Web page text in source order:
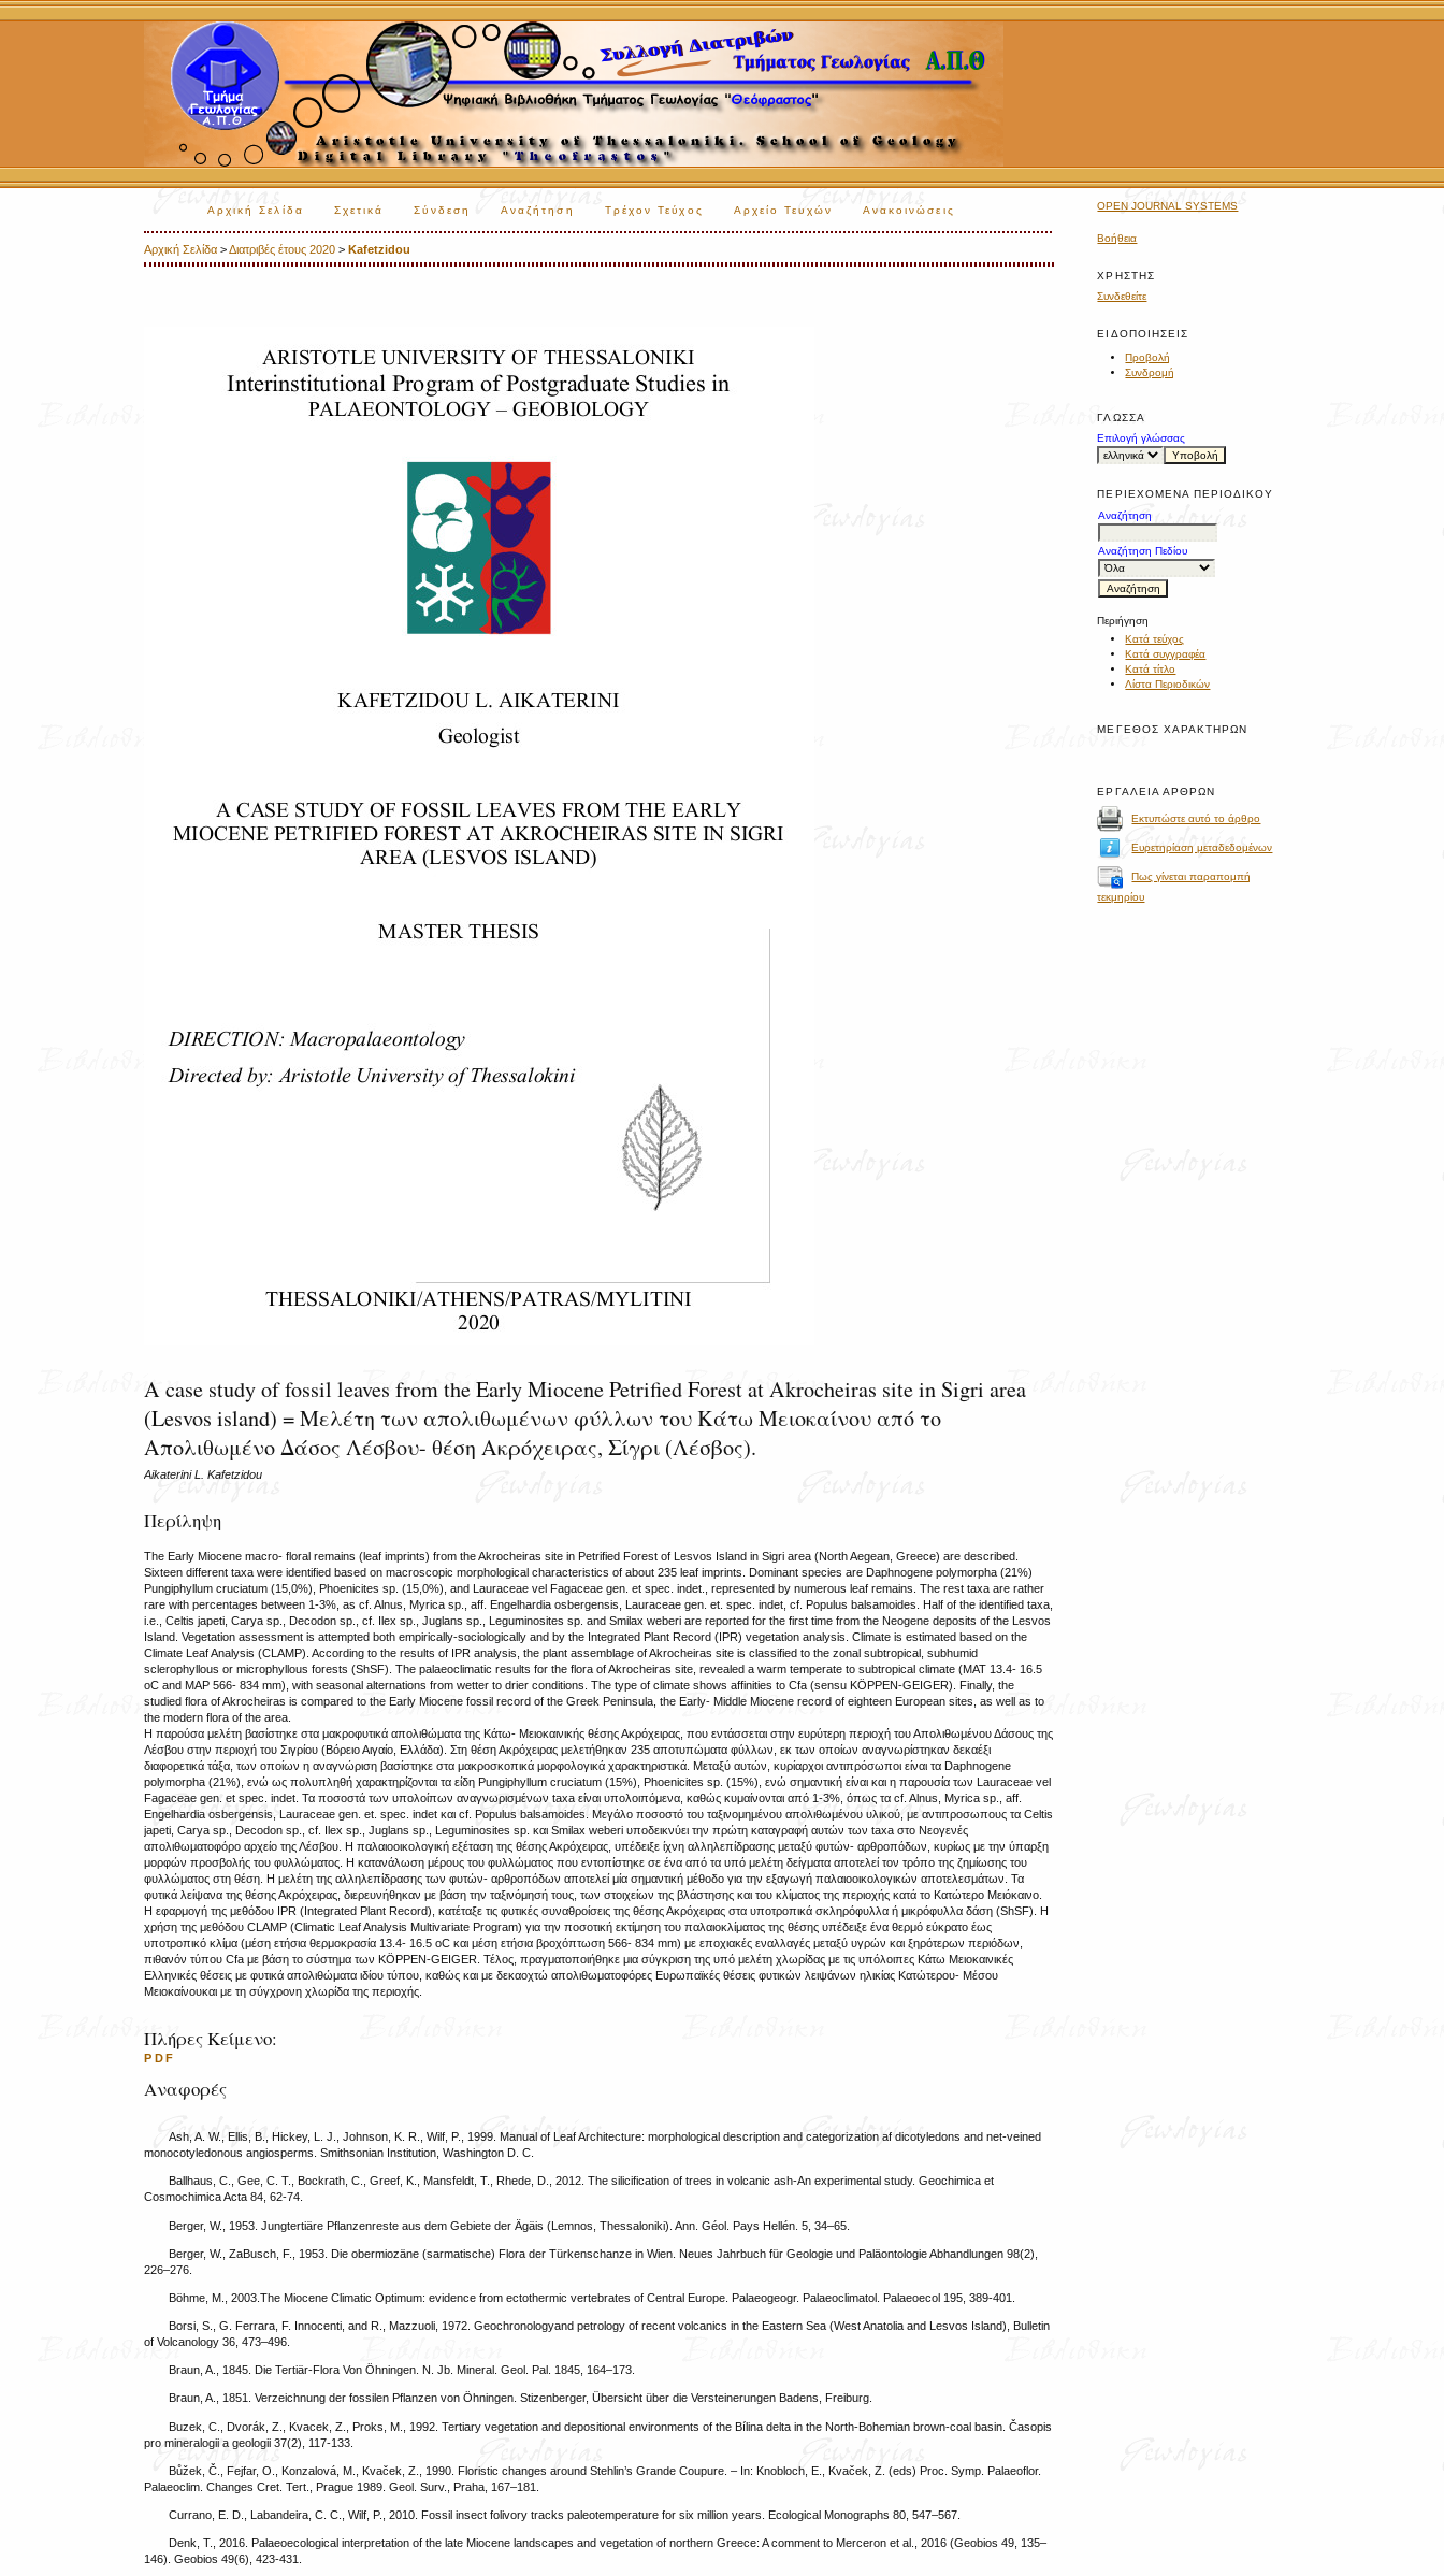
OPEN JOURNAL SYSTEMS
Βοήθεια
ΧΡΉΣΤΗΣ
Συνδεθείτε
ΕΙΔΟΠΟΙΉΣΕΙΣ
Προβολή
Συνδρομή
ΓΛΏΣΣΑ
Επιλογή γλώσσας
ΠΕΡΙΕΧΌΜΕΝΑ ΠΕΡΙΟΔΙΚΟΎ
Αναζήτηση
Αναζήτηση Πεδίου
Περιήγηση
Κατά τεύχος
Κατά συγγραφέα
Κατά τίτλο
Λίστα Περιοδικών
ΜΈΓΕΘΟΣ ΧΑΡΑΚΤΉΡΩΝ
ΕΡΓΑΛΕΊΑ ΆΡΘΡΩΝ
Εκτυπώστε αυτό το άρθρο
Ευρετηρίαση μεταδεδομένων
Πως γίνεται παραπομπή
τεκμηρίου
Αρχική Σελίδα Σχετικά Σύνδεση Αναζήτηση Τρέχον Τεύχος Αρχείο Τευχών Ανακοινώσεις
Αρχική Σελίδα >Διατριβές έτους 2020 >Kafetzidou
Α case study of fossil leaves from the Early Miocene Petrified Forest at Akrocheiras site in Sigri area
(Lesvos island) = Μελέτη των απολιθωμένων φύλλων του Κάτω Μειοκαίνου από το
Απολιθωμένο Δάσος Λέσβου- θέση Ακρόχειρας, Σίγρι (Λέσβος).
Aikaterini L. Kafetzidou
Περίληψη
The Early Miocene macro- floral remains (leaf imprints) from the Akrocheiras site in Petrified Forest of Lesvos Island in Sigri area (North Aegean, Greece) are described.
Sixteen different taxa were identified based on macroscopic morphological characteristics of about 235 leaf imprints. Dominant species are Daphnogene polymorpha (21%)
Pungiphyllum cruciatum (15,0%), Phoenicites sp. (15,0%), and Lauraceae vel Fagaceae gen. et spec. indet., represented by numerous leaf remains. The rest taxa are rather
rare with percentages between 1-3%, as cf. Alnus, Myrica sp., aff. Engelhardia osbergensis, Lauraceae gen. et. spec. indet, cf. Populus balsamoides. Half of the identified taxa,
i.e., Celtis japeti, Carya sp., Decodon sp., cf. Ilex sp., Juglans sp., Leguminosites sp. and Smilax weberi are reported for the first time from the Neogene deposits of the Lesvos
Island. Vegetation assessment is attempted both empirically-sociologically and by the Integrated Plant Record (IPR) vegetation analysis. Climate is estimated based on the
Climate Leaf Analysis (CLAMP). According to the results of IPR analysis, the plant assemblage of Akrocheiras site is classified to the zonal subtropical, subhumid
sclerophyllous or microphyllous forests (ShSF). The palaeoclimatic results for the flora of Akrocheiras site, revealed a warm temperate to subtropical climate (MAT 13.4- 16.5
oC and MAP 566- 834 mm), with seasonal alternations from wetter to drier conditions. The type of climate shows affinities to Cfa (sensu KÖPPEN-GEIGER). Finally, the
studied flora of Akrocheiras is compared to the Early Miocene fossil record of the Greek Peninsula, the Early- Middle Miocene record of eighteen European sites, as well as to
the modern flora of the area.
Η παρούσα μελέτη βασίστηκε στα μακροφυτικά απολιθώματα της Κάτω- Μειοκαινικής θέσης Ακρόχειρας, που εντάσσεται στην ευρύτερη περιοχή του Απολιθωμένου Δάσους της
Λέσβου στην περιοχή του Σιγρίου (Βόρειο Αιγαίο, Ελλάδα). Στη θέση Ακρόχειρας μελετήθηκαν 235 αποτυπώματα φύλλων, εκ των οποίων αναγνωρίστηκαν δεκαέξι
διαφορετικά τάξα, των οποίων η αναγνώριση βασίστηκε στα μακροσκοπικά μορφολογικά χαρακτηριστικά. Μεταξύ αυτών, κυρίαρχοι αντιπρόσωποι είναι τα Daphnogene
polymorpha (21%), ενώ ως πολυπληθή χαρακτηρίζονται τα είδη Pungiphyllum cruciatum (15%), Phoenicites sp. (15%), ενώ σημαντική είναι και η παρουσία των Lauraceae vel
Fagaceae gen. et spec. indet. Τα ποσοστά των υπολοίπων αναγνωρισμένων taxa είναι υπολοιπόμενα, καθώς κυμαίνονται από 1-3%, όπως τα cf. Alnus, Myrica sp., aff.
Engelhardia osbergensis, Lauraceae gen. et. spec. indet και cf. Populus balsamoides. Μεγάλο ποσοστό του ταξινομημένου απολιθωμένου υλικού, με αντιπροσωπους τα Celtis
japeti, Carya sp., Decodon sp., cf. Ilex sp., Juglans sp., Leguminosites sp. και Smilax weberi υποδεικνύει την πρώτη καταγραφή αυτών των taxa στο Νεογενές
απολιθωματοφόρο αρχείο της Λέσβου. Η παλαιοοικολογική εξέταση της θέσης Ακρόχειρας, υπέδειξε ίχνη αλληλεπίδρασης μεταξύ φυτών- αρθροπόδων, κυρίως με την ύπαρξη
μορφών προσβολής του φυλλώματος. Η κατανάλωση μέρους του φυλλώματος που εντοπίστηκε σε ένα από τα υπό μελέτη δείγματα αποτελεί τον τρόπο της ζημίωσης του
φυλλώματος στη θέση. Η μελέτη της αλληλεπίδρασης των φυτών- αρθροπόδων αποτελεί μία σημαντική μέθοδο για την εξαγωγή παλαιοοικολογικών αποτελεσμάτων. Τα
φυτικά λείψανα της θέσης Ακρόχειρας, διερευνήθηκαν με βάση την ταξινόμησή τους, των στοιχείων της βλάστησης και του κλίματος της περιοχής κατά το Κατώτερο Μειόκαινο.
Η εφαρμογή της μεθόδου IPR (Integrated Plant Record), κατέταξε τις φυτικές συναθροίσεις της θέσης Ακρόχειρας στα υποτροπικά σκληρόφυλλα ή μικρόφυλλα δάση (ShSF). H
χρήση της μεθόδου CLAMP (Climatic Leaf Analysis Multivariate Program) για την ποσοτική εκτίμηση του παλαιοκλίματος της θέσης υπέδειξε ένα θερμό εύκρατο έως
υποτροπικό κλίμα (μέση ετήσια θερμοκρασία 13.4- 16.5 oC και μέση ετήσια βροχόπτωση 566- 834 mm) με εποχιακές εναλλαγές μεταξύ υγρών και ξηρότερων περιόδων,
πιθανόν τύπου Cfa με βάση το σύστημα των KÖPPEN-GEIGER. Τέλος, πραγματοποιήθηκε μια σύγκριση της υπό μελέτη χλωρίδας με τις υπόλοιπες Κάτω Μειοκαινικές
Ελληνικές θέσεις με φυτικά απολιθώματα ιδίου τύπου, καθώς και με δεκαοχτώ απολιθωματοφόρες Ευρωπαϊκές θέσεις φυτικών λειψάνων ηλικίας Κατώτερου- Μέσου
Μειοκαίνουκαι με τη σύγχρονη χλωρίδα της περιοχής.
Πλήρες Κείμενο:
PDF
Αναφορές
Ash, A. W., Ellis, B., Hickey, L. J., Johnson, K. R., Wilf, P., 1999. Manual of Leaf Architecture: morphological description and categorization af dicotyledons and net-veined
monocotyledonous angiosperms. Smithsonian Institution, Washington D. C.
Ballhaus, C., Gee, C. T., Bockrath, C., Greef, K., Mansfeldt, T., Rhede, D., 2012. The silicification of trees in volcanic ash-An experimental study. Geochimica et
Cosmochimica Acta 84, 62-74.
Berger, W., 1953. Jungtertiäre Pflanzenreste aus dem Gebiete der Ägäis (Lemnos, Thessaloniki). Ann. Géol. Pays Hellén. 5, 34–65.
Berger, W., ZaBusch, F., 1953. Die obermiozäne (sarmatische) Flora der Türkenschanze in Wien. Neues Jahrbuch für Geologie und Paläontologie Abhandlungen 98(2),
226–276.
Böhme, M., 2003.The Miocene Climatic Optimum: evidence from ectothermic vertebrates of Central Europe. Palaeogeogr. Palaeoclimatol. Palaeoecol 195, 389-401.
Borsi, S., G. Ferrara, F. Innocenti, and R., Mazzuoli, 1972. Geochronologyand petrology of recent volcanics in the Eastern Sea (West Anatolia and Lesvos Island), Bulletin
of Volcanology 36, 473–496.
Braun, A., 1845. Die Tertiär-Flora Von Öhningen. N. Jb. Mineral. Geol. Pal. 1845, 164–173.
Braun, A., 1851. Verzeichnung der fossilen Pflanzen von Öhningen. Stizenberger, Übersicht über die Versteinerungen Badens, Freiburg.
Buzek, C., Dvorák, Z., Kvacek, Z., Proks, M., 1992. Tertiary vegetation and depositional environments of the Bílina delta in the North-Bohemian brown-coal basin. Časopis
pro mineralogii a geologii 37(2), 117-133.
Bůžek, Č., Fejfar, O., Konzalová, M., Kvaček, Z., 1990. Floristic changes around Stehlin’s Grande Coupure. – In: Knobloch, E., Kvaček, Z. (eds) Proc. Symp. Palaeoflor.
Palaeoclim. Changes Cret. Tert., Prague 1989. Geol. Surv., Praha, 167–181.
Currano, E. D., Labandeira, C. C., Wilf, P., 2010. Fossil insect folivory tracks paleotemperature for six million years. Ecological Monographs 80, 547–567.
Denk, T., 2016. Palaeoecological interpretation of the late Miocene landscapes and vegetation of northern Greece: A comment to Merceron et al., 2016 (Geobios 49, 135–
146). Geobios 49(6), 423-431.